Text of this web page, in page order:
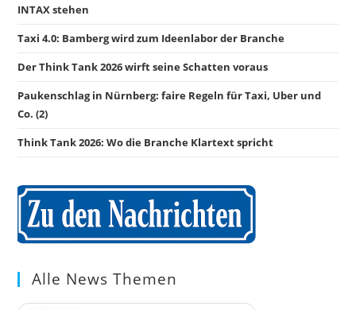
INTAX stehen
Taxi 4.0: Bamberg wird zum Ideenlabor der Branche
Der Think Tank 2026 wirft seine Schatten voraus
Paukenschlag in Nürnberg: faire Regeln für Taxi, Uber und
Co. (2)
Think Tank 2026: Wo die Branche Klartext spricht
Alle News Themen